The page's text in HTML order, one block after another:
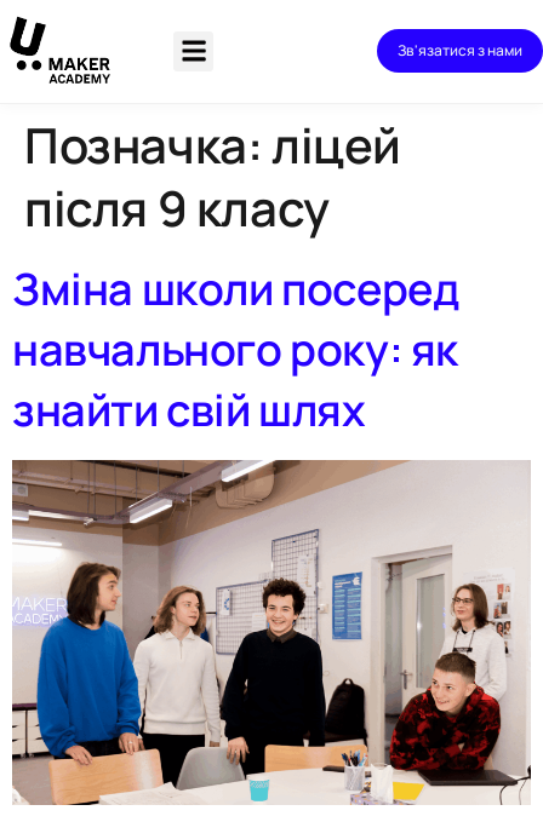
Зв'язатися з нами
Позначка:ліцей
після 9 класу
Зміна школи посеред
навчального року: як
знайти свій шлях